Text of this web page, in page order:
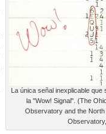
La única señal inexplicable
la "Wow! Signal". (The
Observatory and the